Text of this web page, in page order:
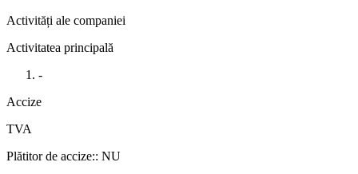
Activități ale companiei
Activitatea principală
-
Accize
TVA
Plătitor de accize:: NU